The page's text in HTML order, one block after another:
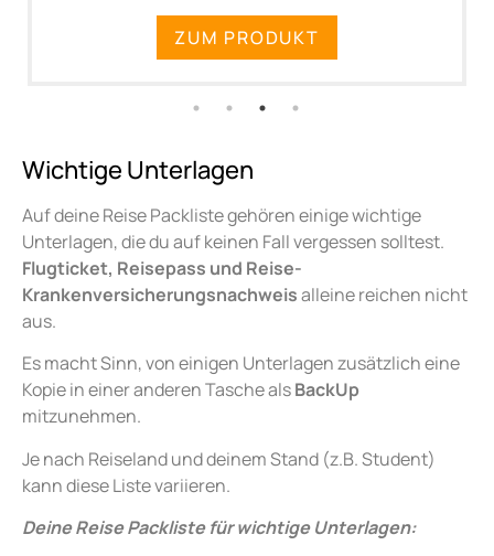
ZUM PRODUKT
Wichtige Unterlagen
Auf deine Reise Packliste gehören einige wichtige
Unterlagen, die du auf keinen Fall vergessen solltest.
Flugticket, Reisepass und Reise-
Krankenversicherungsnachweisalleine reichen nicht
aus.
Es macht Sinn, von einigen Unterlagen zusätzlich eine
Kopie in einer anderen Tasche alsBackUp
mitzunehmen.
Je nach Reiseland und deinem Stand (z.B. Student)
kann diese Liste variieren.
Deine Reise Packliste für wichtige Unterlagen: